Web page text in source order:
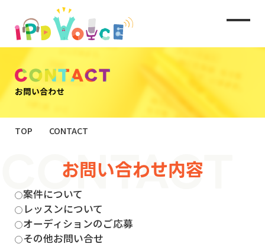
TOP CONTACT
お問い合わせ内容
案件について
レッスンについて
オーディションのご応募
その他お問い合せ